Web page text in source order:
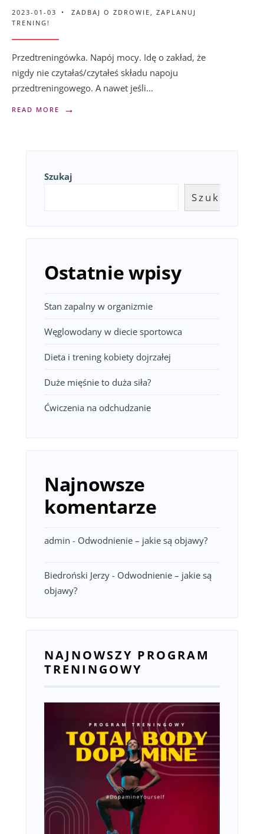
2023-01-03 • ZADBAJ O ZDROWIE , ZAPLANUJ
TRENING!
Przedtreningówka. Napój mocy. Idę o zakład, że
nigdy nie czytałaś/czytałeś składu napoju
przedtreningowego. A nawet jeśli...
READ MORE →
Szukaj
Szukaj
Ostatnie wpisy
Stan zapalny w organizmie
Węglowodany w diecie sportowca
Dieta i trening kobiety dojrzałej
Duże mięśnie to duża siła?
Ćwiczenia na odchudzanie
Najnowsze
komentarze
admin - Odwodnienie – jakie są objawy?
Biedroński Jerzy - Odwodnienie – jakie są
objawy?
NAJNOWSZY PROGRAM
TRENINGOWY